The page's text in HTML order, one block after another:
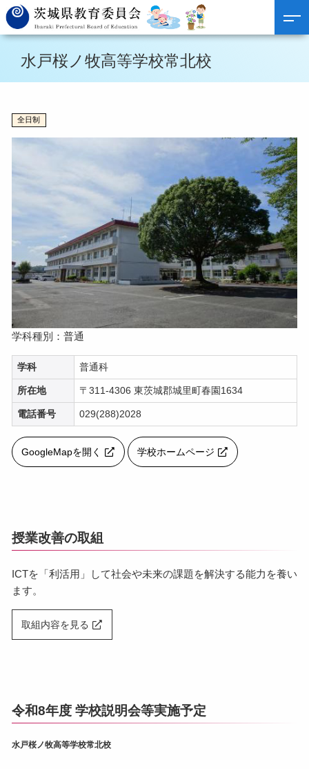
水戸桜ノ牧高等学校常北校
全日制
学科種別：普通
学科 普通科
所在地 〒311-4306 東茨城郡城里町春園1634
電話番号 029(288)2028
GoogleMapを開く 学校ホームページ
授業改善の取組
ICTを「利活用」して社会や未来の課題を解決する能力を養い
ます。
取組内容を見る
令和8年度 学校説明会等実施予定
水戸桜ノ牧高等学校常北校